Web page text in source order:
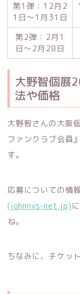
第1弾：12月2
1日～1月31日
第2弾：2月1
日～2月28日
大野智個展
法や価格
大野智さんの大阪
ファンクラブ会員
す。
応募についての情報
(johnnys-net.jp)
ね。
ちなみに、チケッ